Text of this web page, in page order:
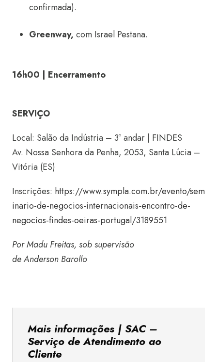
confirmada).
Greenway, com Israel Pestana.
16h00 | Encerramento
SERVIÇO
Local: Salão da Indústria – 3º andar | FINDES
Av. Nossa Senhora da Penha, 2053, Santa Lúcia –
Vitória (ES)
Inscrições: https://www.sympla.com.br/evento/sem
inario-de-negocios-internacionais-encontro-de-
negocios-findes-oeiras-portugal/3189551
Por Madu Freitas, sob supervisão
de Anderson Barollo
Mais informações | SAC –
Serviço de Atendimento ao
Cliente